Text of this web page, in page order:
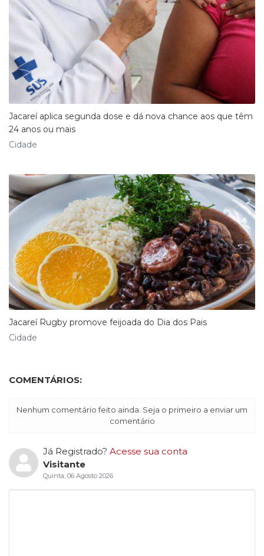
Jacareí aplica segunda dose e dá nova chance aos que têm
24 anos ou mais
Cidade
Jacareí Rugby promove feijoada do Dia dos Pais
Cidade
COMENTÁRIOS:
Nenhum comentário feito ainda. Seja o primeiro a enviar um
comentário
Já Registrado? Acesse sua conta
Visitante
Quinta, 06 Agosto 2026